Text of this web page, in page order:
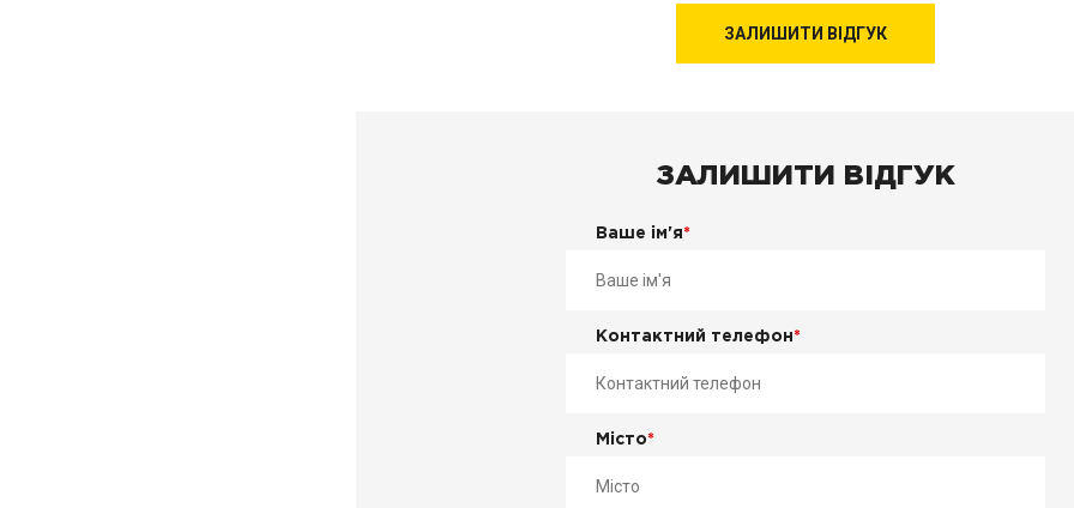
ЗАЛИШИТИ ВІДГУК
ЗАЛИШИТИ ВІДГУК
Ваше ім'я*
Контактний телефон*
Місто*